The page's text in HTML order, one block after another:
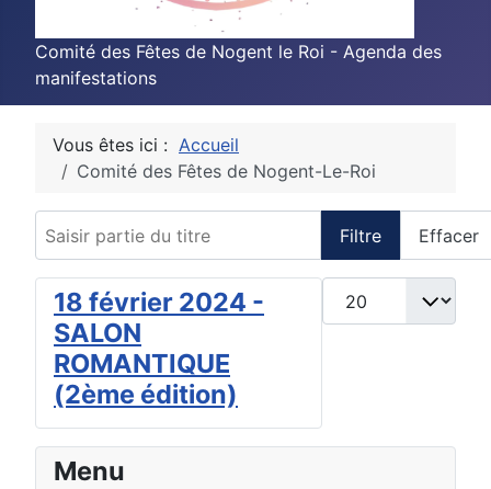
Comité des Fêtes de Nogent le Roi - Agenda des
manifestations
Menu
Vous êtes ici : Accueil
Comité des Fêtes de Nogent-Le-Roi
Filtre Effacer
Afficher #
18 février 2024 -
SALON
ROMANTIQUE
(2ème édition)